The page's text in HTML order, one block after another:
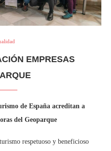
EMPRESAS
de España acreditan a
del Geoparque
respetuoso y beneficioso